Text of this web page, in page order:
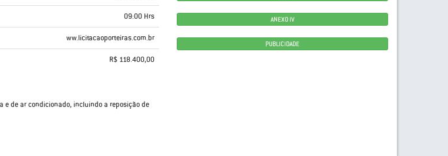
09:00 Hrs
ww.licitacaoporteiras.com.br
R$ 118.400,00
e de ar condicionado, incluindo a reposição de
ANEXO IV
PUBLICIDADE